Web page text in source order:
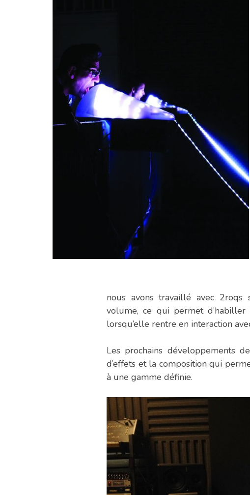
nous avons travaillé avec 2roqs
volume, ce qui permet
lorsqu’elle rentre en interaction
Les prochains développements
d’effets et la composition qui
à une gamme définie.